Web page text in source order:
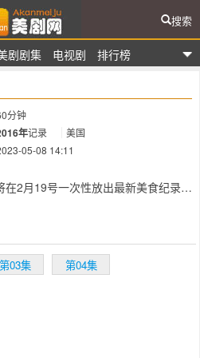
剧剧集 电视剧 排行榜
搜索
分钟
年记录
美国
05-08 14:11
在2月19号一次性放出最新美食纪录
四集，将分别从火、水、空气和泥
素阐述和食物的关系。
第03集 第04集